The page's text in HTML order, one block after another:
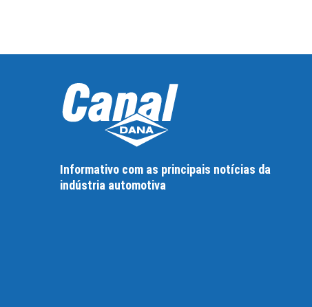
Informativo com as principais notícias da
indústria automotiva